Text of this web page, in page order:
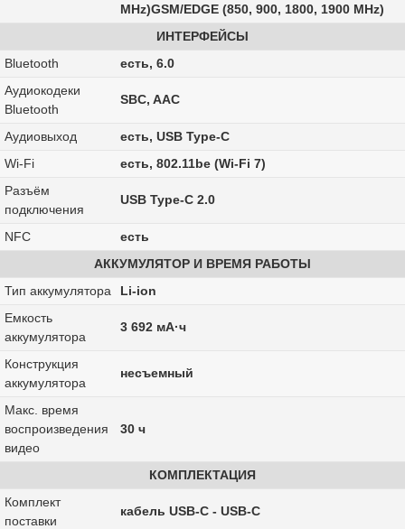
MHz)GSM/EDGE (850, 900, 1800, 1900 MHz)
ИНТЕРФЕЙСЫ
Bluetooth
есть, 6.0
Аудиокодеки
Bluetooth
SBC, AAC
Аудиовыход
есть, USB Type-C
Wi-Fi
есть, 802.11be (Wi-Fi 7)
Разъём
подключения
USB Type-C 2.0
NFC
есть
АККУМУЛЯТОР И ВРЕМЯ РАБОТЫ
Тип аккумулятора
Li-ion
Емкость
аккумулятора
3 692 мА·ч
Конструкция
аккумулятора
несъемный
Макс. время
воспроизведения
видео
30 ч
КОМПЛЕКТАЦИЯ
Комплект
поставки
кабель USB-C - USB-C